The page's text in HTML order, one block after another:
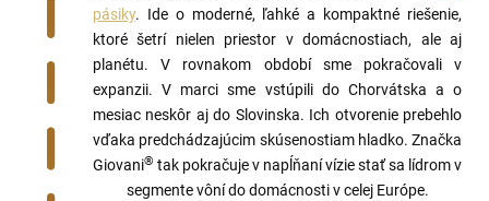
pásiky. Ide o moderné, ľahké a kompaktné riešenie,
ktoré šetrí nielen priestor v domácnostiach, ale aj
planétu. V rovnakom období sme pokračovali v
expanzii. V marci sme vstúpili do Chorvátska a o
mesiac neskôr aj do Slovinska. Ich otvorenie prebehlo
vďaka predchádzajúcim skúsenostiam hladko. Značka
Giovani® tak pokračuje v napĺňaní vízie stať sa lídrom v
segmente vôní do domácnosti v celej Európe.